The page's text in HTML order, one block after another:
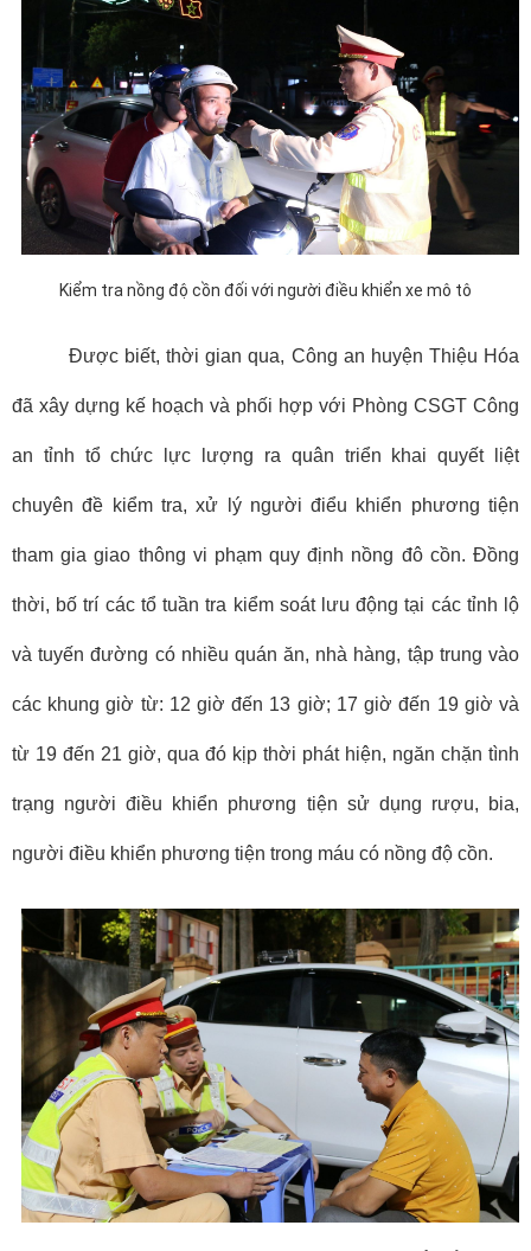
Kiểm tra nồng độ cồn đối với người điều khiển xe mô tô
Được biết, thời gian qua, Công an huyện Thiệu Hóa
đã xây dựng kế hoạch và phối hợp với Phòng CSGT Công
an tỉnh tổ chức lực lượng ra quân triển khai quyết liệt
chuyên đề kiểm tra, xử lý người điểu khiển phương tiện
tham gia giao thông vi phạm quy định nồng đô cồn. Đồng
thời, bố trí các tổ tuần tra kiểm soát lưu động tại các tỉnh lộ
và tuyến đường có nhiều quán ăn, nhà hàng, tập trung vào
các khung giờ từ: 12 giờ đến 13 giờ; 17 giờ đến 19 giờ và
từ 19 đến 21 giờ, qua đó kịp thời phát hiện, ngăn chặn tình
trạng người điều khiển phương tiện sử dụng rượu, bia,
người điều khiển phương tiện trong máu có nồng độ cồn.